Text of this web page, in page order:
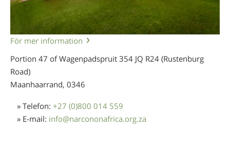
För mer information
Portion 47 of Wagenpadspruit 354 JQ R24 (Rustenburg
Road)
Maanhaarrand, 0346
» Telefon: +27 (0)800 014 559
» E-mail: info@narcononafrica.org.za